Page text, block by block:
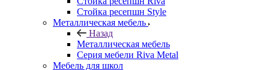
Стойка ресепшн Style
Металлическая мебель
Назад
Металлическая мебель
Серия мебели Riva Metal
Мебель для школ